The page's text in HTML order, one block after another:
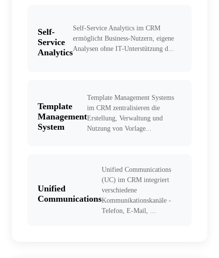
Self-
Service
Analytics
Self-Service Analytics im CRM
ermöglicht Business-Nutzern, eigene
Analysen ohne IT-Unterstützung d...
Template
Management
System
Template Management Systems
im CRM zentralisieren die
Erstellung, Verwaltung und
Nutzung von Vorlage...
Unified
Communications
Unified Communications
(UC) im CRM integriert
verschiedene
Kommunikationskanäle -
Telefon, E-Mail, ...